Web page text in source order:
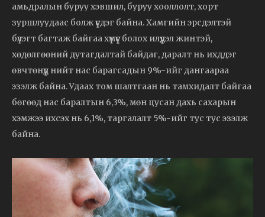
амьдралын буруу хэвшил, буруу хооллолт, хорт
зуршлуудаас болж үүсдэг байна. Хамгийн эрсдэлтэй
бүлэгт багтаж байгаа хүмүүс болох илүүдэл жинтэй,
хөдөлгөөний дутагдалтай байдаг, даралт нь ихддэг
өвчтөнүүд нийт нас барагсадын 9%-ийг дангаараа
эзэлж байна. Удаах том шалтгаан нь тамхидалт байгаа
бөгөөд нас баралтын 6,3%, мөн цусан дахь сахарын
хэмжээ ихсэх нь 6,1%, таргалалт 5%-ийг тус тус эзэлж
байна.